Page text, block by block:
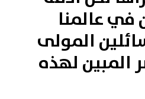
في عالمنا
المولى
المبين لهذه